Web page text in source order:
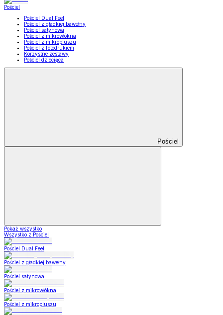
Pościel
Pościel Dual Feel
Pościel z gładkiej bawełny
Pościel satynowa
Pościel z mikrowłókna
Pościel z mikropluszu
Pościel z fotodrukiem
Korzystne zestawy
Pościel dziecięca
Pościel
Pokaż wszystko
Wszystko z Pościel
Pościel Dual Feel
Pościel z gładkiej bawełny
Pościel satynowa
Pościel z mikrowłókna
Pościel z mikropluszu